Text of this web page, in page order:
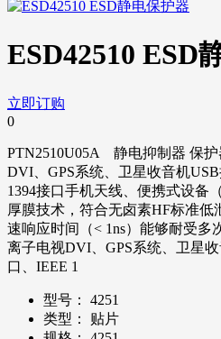
ESD42510 ESD
立即订购
0
PTN2510U05A 静电抑制器 保
DVI、GPS系统、卫星收音机
1394接口手机天线、便携式设备
厚膜技术，符合无卤素HF标准
速响应时间（< 1ns）能够耐受多
离子电视DVI、GPS系统、卫星
口、IEEE 1
型号：
4251
类型：
贴片